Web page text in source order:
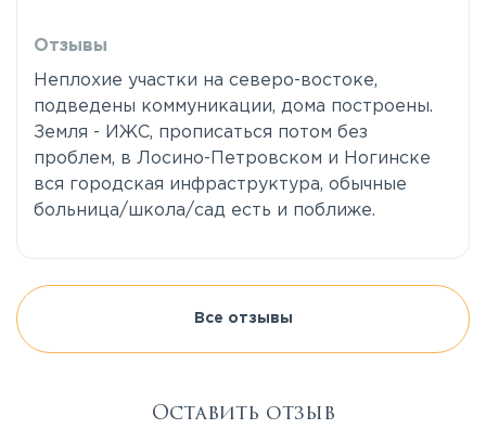
Отзывы
Неплохие участки на северо-востоке,
подведены коммуникации, дома построены.
Земля - ИЖС, прописаться потом без
проблем, в Лосино-Петровском и Ногинске
вся городская инфраструктура, обычные
больница/школа/сад есть и поближе.
Все отзывы
Оставить отзыв